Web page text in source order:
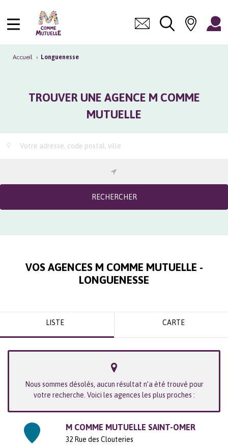
Accueil › Longuenesse
TROUVER UNE AGENCE M COMME
MUTUELLE
RECHERCHER
VOS AGENCES M COMME MUTUELLE -
LONGUENESSE
LISTE CARTE
Nous sommes désolés, aucun résultat n’a été trouvé pour
votre recherche. Voici les agences les plus proches :
M COMME MUTUELLE SAINT-OMER
32 Rue des Clouteries